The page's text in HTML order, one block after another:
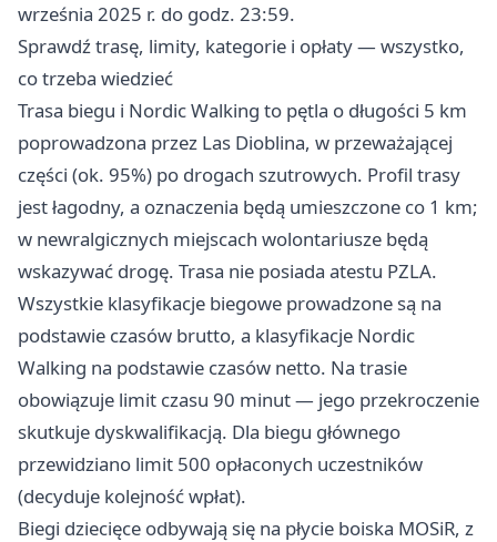
września 2025 r. do godz. 23:59.
Sprawdź trasę, limity, kategorie i opłaty — wszystko,
co trzeba wiedzieć
Trasa biegu i Nordic Walking to pętla o długości 5 km
poprowadzona przez Las Dioblina, w przeważającej
części (ok. 95%) po drogach szutrowych. Profil trasy
jest łagodny, a oznaczenia będą umieszczone co 1 km;
w newralgicznych miejscach wolontariusze będą
wskazywać drogę. Trasa nie posiada atestu PZLA.
Wszystkie klasyfikacje biegowe prowadzone są na
podstawie czasów brutto, a klasyfikacje Nordic
Walking na podstawie czasów netto. Na trasie
obowiązuje limit czasu 90 minut — jego przekroczenie
skutkuje dyskwalifikacją. Dla biegu głównego
przewidziano limit 500 opłaconych uczestników
(decyduje kolejność wpłat).
Biegi dziecięce odbywają się na płycie boiska MOSiR, z